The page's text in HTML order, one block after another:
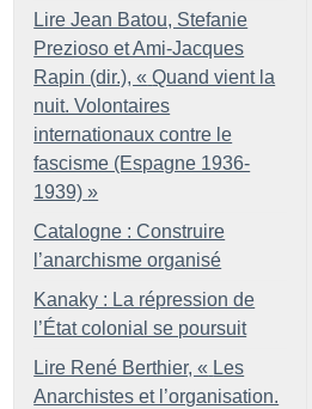
Lire Jean Batou, Stefanie
Prezioso et Ami-Jacques
Rapin (dir.), « Quand vient la
nuit. Volontaires
internationaux contre le
fascisme (Espagne 1936-
1939) »
Catalogne : Construire
l’anarchisme organisé
Kanaky : La répression de
l’État colonial se poursuit
Lire René Berthier, « Les
Anarchistes et l’organisation.